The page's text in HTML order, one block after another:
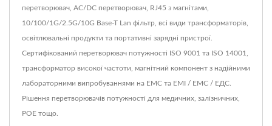
перетворювач, AC/DC перетворювач, RJ45 з магнітами,
10/100/1G/2.5G/10G Base-T Lan фільтр, всі види трансформаторів,
освітлювальні продукти та портативні зарядні пристрої.
Сертифікований перетворювач потужності ISO 9001 та ISO 14001,
трансформатор високої частоти, магнітний компонент з надійними
лабораторними випробуваннями на ЕМС та ЕМІ / ЕМС / ЕДС.
Рішення перетворювачів потужності для медичних, залізничних,
POE тощо.